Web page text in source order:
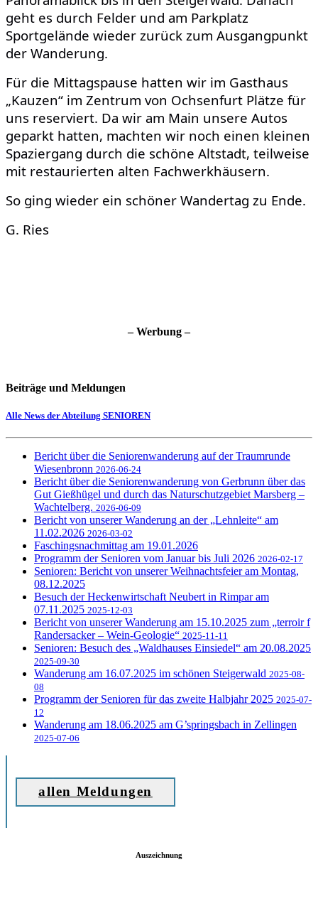
geht es durch Felder und am Parkplatz
Sportgelände wieder zurück zum Ausgangpunkt
der Wanderung.
Für die Mittagspause hatten wir im Gasthaus
„Kauzen“ im Zentrum von Ochsenfurt Plätze für
uns reserviert. Da wir am Main unsere Autos
geparkt hatten, machten wir noch einen kleinen
Spaziergang durch die schöne Altstadt, teilweise
mit restaurierten alten Fachwerkhäusern.
So ging wieder ein schöner Wandertag zu Ende.
G. Ries
– Werbung –
Beiträge und Meldungen
Alle News der Abteilung SENIOREN
Bericht über die Seniorenwanderung auf der Traumrunde
Wiesenbronn 2026-06-24
Bericht über die Seniorenwanderung von Gerbrunn über das
Gut Gießhügel und durch das Naturschutzgebiet Marsberg –
Wachtelberg. 2026-06-09
Bericht von unserer Wanderung an der „Lehnleite“ am
11.02.2026 2026-03-02
Faschingsnachmittag am 19.01.2026
Programm der Senioren vom Januar bis Juli 2026 2026-02-17
Senioren: Bericht von unserer Weihnachtsfeier am Montag,
08.12.2025
Besuch der Heckenwirtschaft Neubert in Rimpar am
07.11.2025 2025-12-03
Bericht von unserer Wanderung am 15.10.2025 zum „terroir f
Randersacker – Wein-Geologie“ 2025-11-11
Senioren: Besuch des „Waldhauses Einsiedel“ am 20.08.2025
2025-09-30
Wanderung am 16.07.2025 im schönen Steigerwald 2025-08-
08
Programm der Senioren für das zweite Halbjahr 2025 2025-07-
12
Wanderung am 18.06.2025 am G’springsbach in Zellingen
2025-07-06
allen Meldungen
Auszeichnung